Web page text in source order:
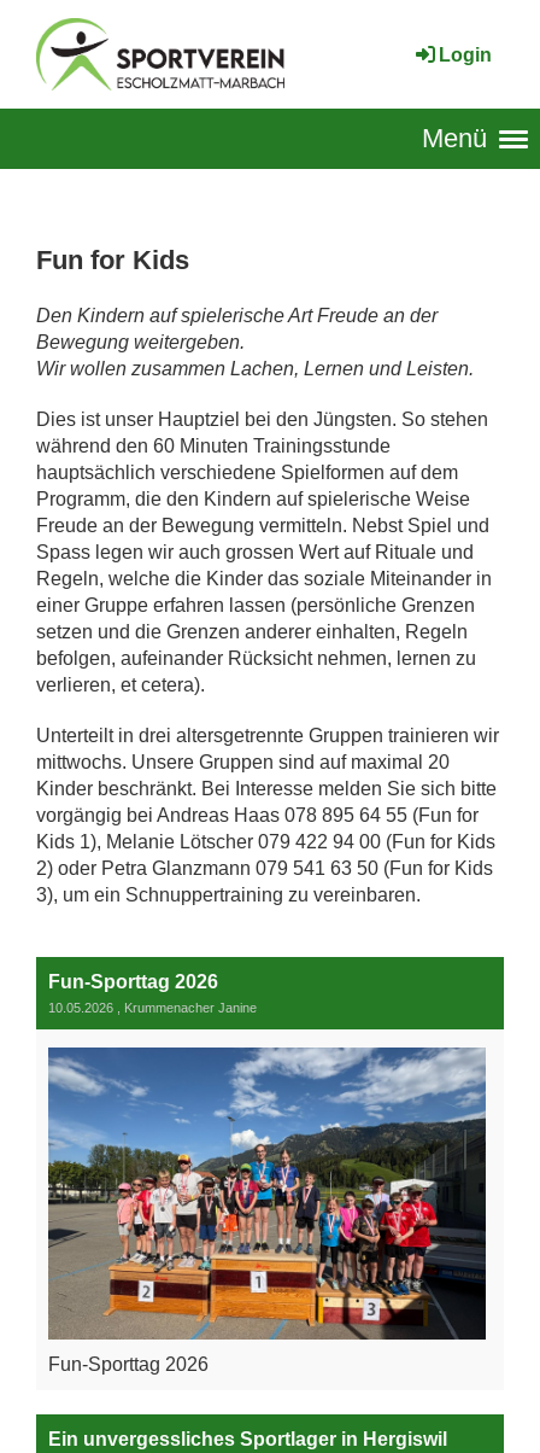
Login
Menü
Fun for Kids
Den Kindern auf spielerische Art Freude an der
Bewegung weitergeben.
Wir wollen zusammen Lachen, Lernen und Leisten.
Dies ist unser Hauptziel bei den Jüngsten. So stehen
während den 60 Minuten Trainingsstunde
hauptsächlich verschiedene Spielformen auf dem
Programm, die den Kindern auf spielerische Weise
Freude an der Bewegung vermitteln. Nebst Spiel und
Spass legen wir auch grossen Wert auf Rituale und
Regeln, welche die Kinder das soziale Miteinander in
einer Gruppe erfahren lassen (persönliche Grenzen
setzen und die Grenzen anderer einhalten, Regeln
befolgen, aufeinander Rücksicht nehmen, lernen zu
verlieren, et cetera).
Unterteilt in drei altersgetrennte Gruppen trainieren wir
mittwochs. Unsere Gruppen sind auf maximal 20
Kinder beschränkt. Bei Interesse melden Sie sich bitte
vorgängig bei Andreas Haas 078 895 64 55 (Fun for
Kids 1), Melanie Lötscher 079 422 94 00 (Fun for Kids
2) oder Petra Glanzmann 079 541 63 50 (Fun for Kids
3), um ein Schnuppertraining zu vereinbaren.
Fun-Sporttag 2026
10.05.2026 , Krummenacher Janine
Fun-Sporttag 2026
Ein unvergessliches Sportlager in Hergiswil